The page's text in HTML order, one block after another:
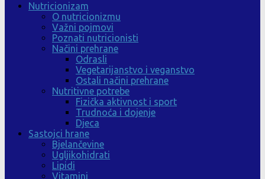
Nutricionizam
O nutricionizmu
Važni pojmovi
Poznati nutricionisti
Načini prehrane
Odrasli
Vegetarijanstvo i veganstvo
Ostali načini prehrane
Nutritivne potrebe
Fizička aktivnost i sport
Trudnoća i dojenje
Djeca
Sastojci hrane
Bjelančevine
Ugljikohidrati
Lipidi
Vitamini